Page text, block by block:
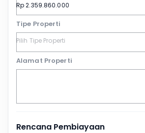
Tipe Properti
Alamat Properti
Rencana Pembiayaan